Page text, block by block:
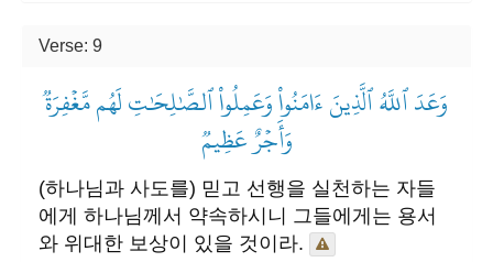
Verse: 9
وَعَدَ ٱللَّهُ ٱلَّذِينَ ءَامَنُواْ وَعَمِلُواْ ٱلصَّٰلِحَٰتِ لَهُم مَّغۡفِرَةٞ
وَأَجۡرٌ عَظِيمٞ
(하나님과 사도를) 믿고 선행을 실천하는 자들
에게 하나님께서 약속하시니 그들에게는 용서
와 위대한 보상이 있을 것이라.